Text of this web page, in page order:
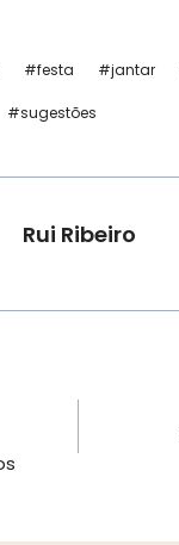
#festa #jantar
#sugestões
Rui Ribeiro